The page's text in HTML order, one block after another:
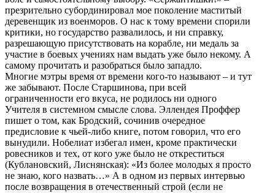
презрительно субординировал мое поколение маститый
деревенщик из военморов. О нас к тому времени спорили
критики, но государство развалилось, и ни справку,
разрешающую присутствовать на корабле, ни медаль за
участие в боевых учениях нам выдать уже было некому. А
самому прочитать и разобраться было западло.
Многие мэтры время от времени кого-то называют – и тут
же забывают. После Старшинова, при всей
ограниченности его вкуса, не родилось ни одного
Учителя в системном смысле слова. Эллендея Проффер
пишет о том, как Бродский, сочинив очередное
предисловие к чьей-либо книге, потом говорил, что его
вынудили. Нобелиат избегал имен, кроме практически
ровесников и тех, от кого уже было не откреститься
(Кублановский, Лиснянская): «Из более молодых я просто
не знаю, кого назвать…» А в одном из первых интервью
после возвращения в отечественный строй (если не